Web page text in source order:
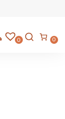
0 0